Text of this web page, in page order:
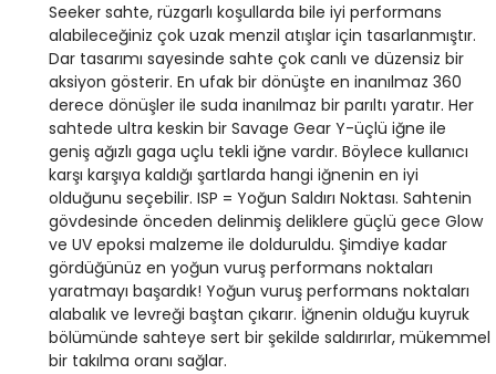
Seeker sahte, rüzgarlı koşullarda bile iyi performans
alabileceğiniz çok uzak menzil atışlar için tasarlanmıştır.
Dar tasarımı sayesinde sahte çok canlı ve düzensiz bir
aksiyon gösterir. En ufak bir dönüşte en inanılmaz 360
derece dönüşler ile suda inanılmaz bir parıltı yaratır. Her
sahtede ultra keskin bir Savage Gear Y-üçlü iğne ile
geniş ağızlı gaga uçlu tekli iğne vardır. Böylece kullanıcı
karşı karşıya kaldığı şartlarda hangi iğnenin en iyi
olduğunu seçebilir. ISP = Yoğun Saldırı Noktası. Sahtenin
gövdesinde önceden delinmiş deliklere güçlü gece Glow
ve UV epoksi malzeme ile dolduruldu. Şimdiye kadar
gördüğünüz en yoğun vuruş performans noktaları
yaratmayı başardık! Yoğun vuruş performans noktaları
alabalık ve levreği baştan çıkarır. İğnenin olduğu kuyruk
bölümünde sahteye sert bir şekilde saldırırlar, mükemmel
bir takılma oranı sağlar.